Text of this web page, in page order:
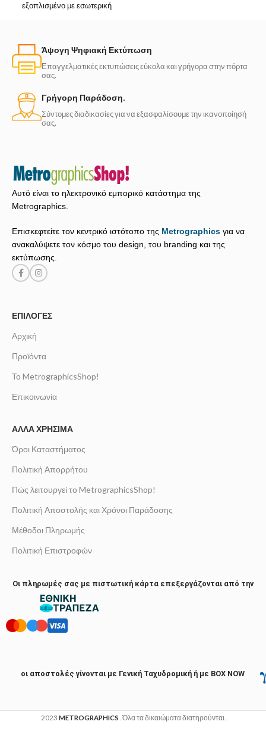
εξοπλισμένο με εσωτερική
Άψογη Ψηφιακή Εκτύπωση
Επαγγελματικές εκτυπώσεις εύκολα και γρήγορα στην πόρτα
σας.
Γρήγορη Παράδοση.
Σύντομες διαδικασίες για να εξασφαλίσουμε την ικανοποίησή
σας.
Αυτό είναι το ηλεκτρονικό εμπορικό κατάστημα της
Metrographics.
Επισκεφτείτε τον κεντρικό ιστότοπο της Metrographics για να
ανακαλύψετε τον κόσμο του design, του branding και της
εκτύπωσης.
ΕΠΙΛΟΓΈΣ
Αρχική
Προϊόντα
Το MetrographicsShop!
Επικοινωνία
ΆΛΛΑ ΧΡΉΣΙΜΑ
Όροι Καταστήματος
Πολιτική Απορρήτου
Πώς λειτουργεί το MetrographicsShop!
Πολιτική Αποστολής και Χρόνοι Παράδοσης
Μέθοδοι Πληρωμής
Πολιτική Επιστροφών
Οι πληρωμές σας με πιστωτική κάρτα επεξεργάζονται από την
οι αποστολές γίνονται με Γενική Ταχυδρομική ή με BOX NOW
2023 METROGRAPHICS . Όλα τα δικαιώματα διατηρούνται.